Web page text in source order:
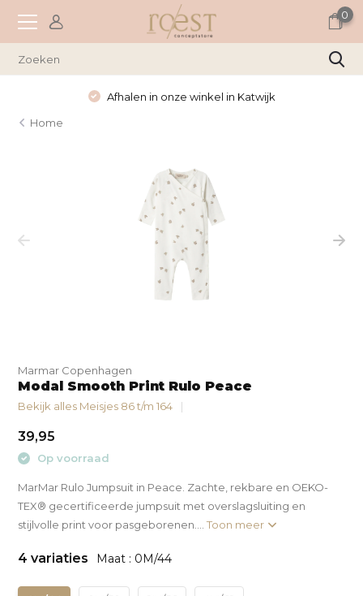
0
Afhalen in onze winkel in Katwijk
Home
Marmar Copenhagen
Modal Smooth Print Rulo Peace
Bekijk alles Meisjes 86 t/m 164
39,95
Op voorraad
MarMar Rulo Jumpsuit in Peace. Zachte, rekbare en OEKO-
TEX® gecertificeerde jumpsuit met overslagsluiting en
stijlvolle print voor pasgeborenen....Toon meer
4 variaties Maat : 0M/44